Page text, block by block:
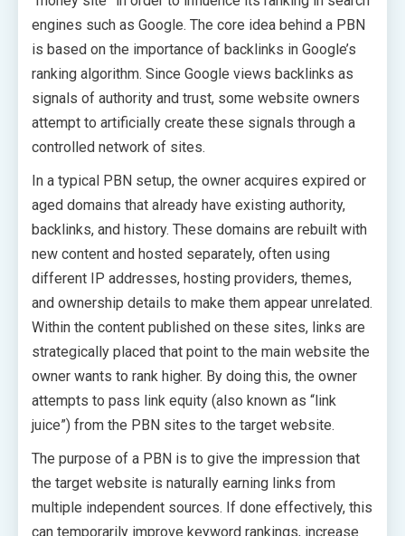
engines such as Google. The core idea behind a PBN
is based on the importance of backlinks in Google’s
ranking algorithm. Since Google views backlinks as
signals of authority and trust, some website owners
attempt to artificially create these signals through a
controlled network of sites.
In a typical PBN setup, the owner acquires expired or
aged domains that already have existing authority,
backlinks, and history. These domains are rebuilt with
new content and hosted separately, often using
different IP addresses, hosting providers, themes,
and ownership details to make them appear unrelated.
Within the content published on these sites, links are
strategically placed that point to the main website the
owner wants to rank higher. By doing this, the owner
attempts to pass link equity (also known as “link
juice”) from the PBN sites to the target website.
The purpose of a PBN is to give the impression that
the target website is naturally earning links from
multiple independent sources. If done effectively, this
can temporarily improve keyword rankings, increase